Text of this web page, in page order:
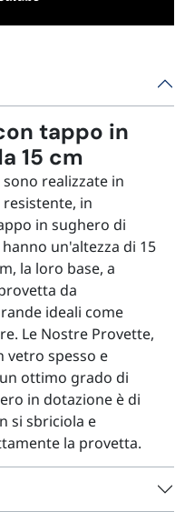
tappo in
15 cm
realizzate in
in
in sughero di
un'altezza di 15
la loro base, a
da
ideali come
Le Nostre Provette,
vetro spesso e
ottimo grado di
in dotazione è di
si sbriciola e
la provetta.